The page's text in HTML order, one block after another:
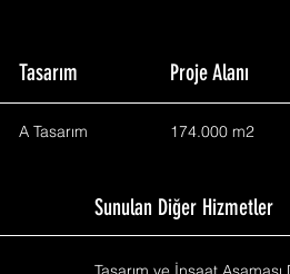
Tasarım Proje Alanı
A Tasarım 174.000 m2
Sunulan Diğer Hizmetler